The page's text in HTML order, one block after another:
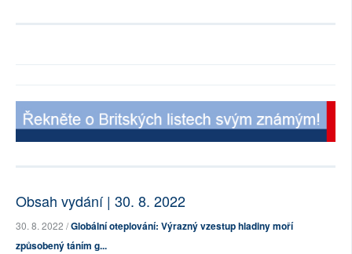
Obsah vydání | 30. 8. 2022
30. 8. 2022 /Globální oteplování: Výrazný vzestup hladiny moří
způsobený táním g...